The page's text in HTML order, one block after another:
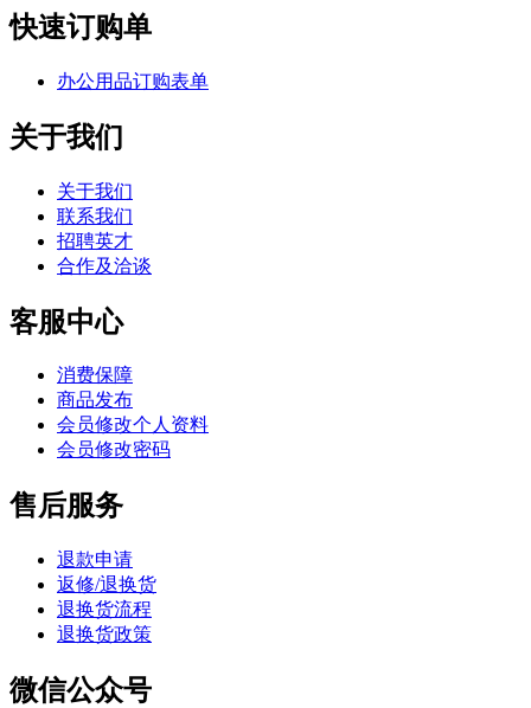
快速订购单
办公用品订购表单
关于我们
关于我们
联系我们
招聘英才
合作及洽谈
客服中心
消费保障
商品发布
会员修改个人资料
会员修改密码
售后服务
退款申请
返修/退换货
退换货流程
退换货政策
微信公众号